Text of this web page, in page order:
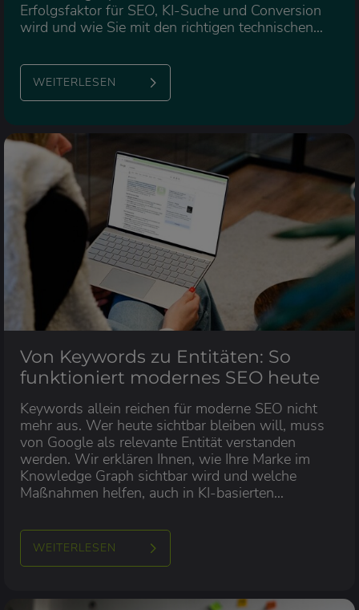
Erfolgsfaktor für SEO, KI-Suche und Conversion
wird und wie Sie mit den richtigen technischen
Website holen.
WEITERLESEN
Von Keywords zu Entitäten: So
funktioniert modernes SEO heute
Keywords allein reichen für moderne SEO nicht
mehr aus. Wer heute sichtbar bleiben will, muss
von Google als relevante Entität verstanden
werden. Wir erklären Ihnen, wie Ihre Marke im
Knowledge Graph sichtbar wird und welche
Maßnahmen helfen, auch in KI-basierten
WEITERLESEN